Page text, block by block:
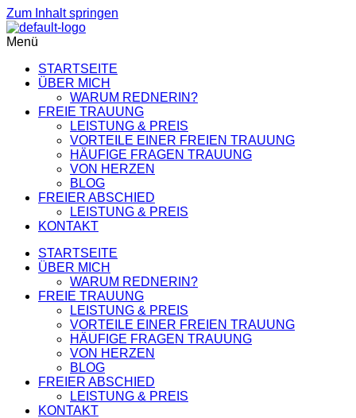
Zum Inhalt springen
Menü
STARTSEITE
ÜBER MICH
WARUM REDNERIN?
FREIE TRAUUNG
LEISTUNG & PREIS
VORTEILE EINER FREIEN TRAUUNG
HÄUFIGE FRAGEN TRAUUNG
VON HERZEN
BLOG
FREIER ABSCHIED
LEISTUNG & PREIS
KONTAKT
STARTSEITE
ÜBER MICH
WARUM REDNERIN?
FREIE TRAUUNG
LEISTUNG & PREIS
VORTEILE EINER FREIEN TRAUUNG
HÄUFIGE FRAGEN TRAUUNG
VON HERZEN
BLOG
FREIER ABSCHIED
LEISTUNG & PREIS
KONTAKT
Get 30% off your first purchase